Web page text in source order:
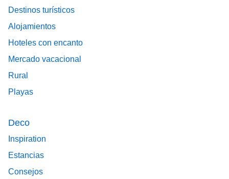
Destinos turísticos
Alojamientos
Hoteles con encanto
Mercado vacacional
Rural
Playas
Deco
Inspiration
Estancias
Consejos